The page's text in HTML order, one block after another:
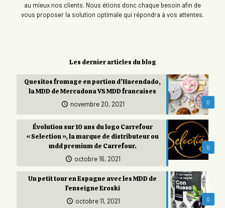
au mieux nos clients. Nous étions donc chaque besoin afin de
vous proposer la solution optimale qui répondra à vos attentes.
Les dernier articles du blog
0
Quesitos fromage en portion d’Hacendado,
la MDD de Mercadona VS MDD francaises
novembre 20, 2021
0
Évolution sur 10 ans du logo Carrefour
« Selection », la marque de distributeur ou
mdd premium de Carrefour.
octobre 16, 2021
0
Un petit tour en Espagne avec les MDD de
l’enseigne Eroski
octobre 11, 2021